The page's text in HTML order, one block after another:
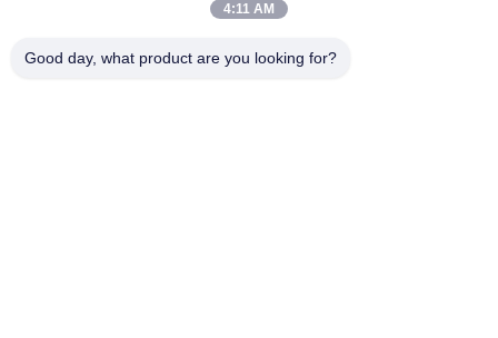
4:11 AM
Good day, what product are you looking for?